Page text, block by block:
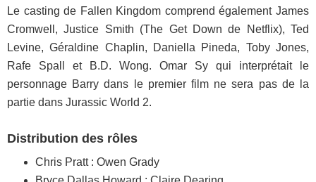
Le casting de Fallen Kingdom comprend également James
Cromwell, Justice Smith (The Get Down de Netflix), Ted
Levine, Géraldine Chaplin, Daniella Pineda, Toby Jones,
Rafe Spall et B.D. Wong. Omar Sy qui interprétait le
personnage Barry dans le premier film ne sera pas de la
partie dans Jurassic World 2.
Distribution des rôles
Chris Pratt : Owen Grady